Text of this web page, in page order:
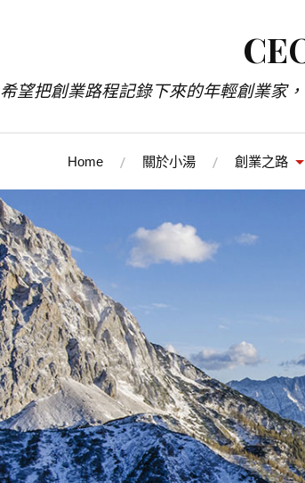
希望把創業路程記錄下來的年輕創業家
Home 關於小湯 創業之路